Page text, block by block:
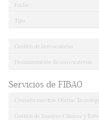
Fecha
Tipo
Gestión de convocatorias
Documentación de convocatorias
Servicios de FIBAO
Consulta nuestras Ofertas
Gestión de Ensayos Clínicos y